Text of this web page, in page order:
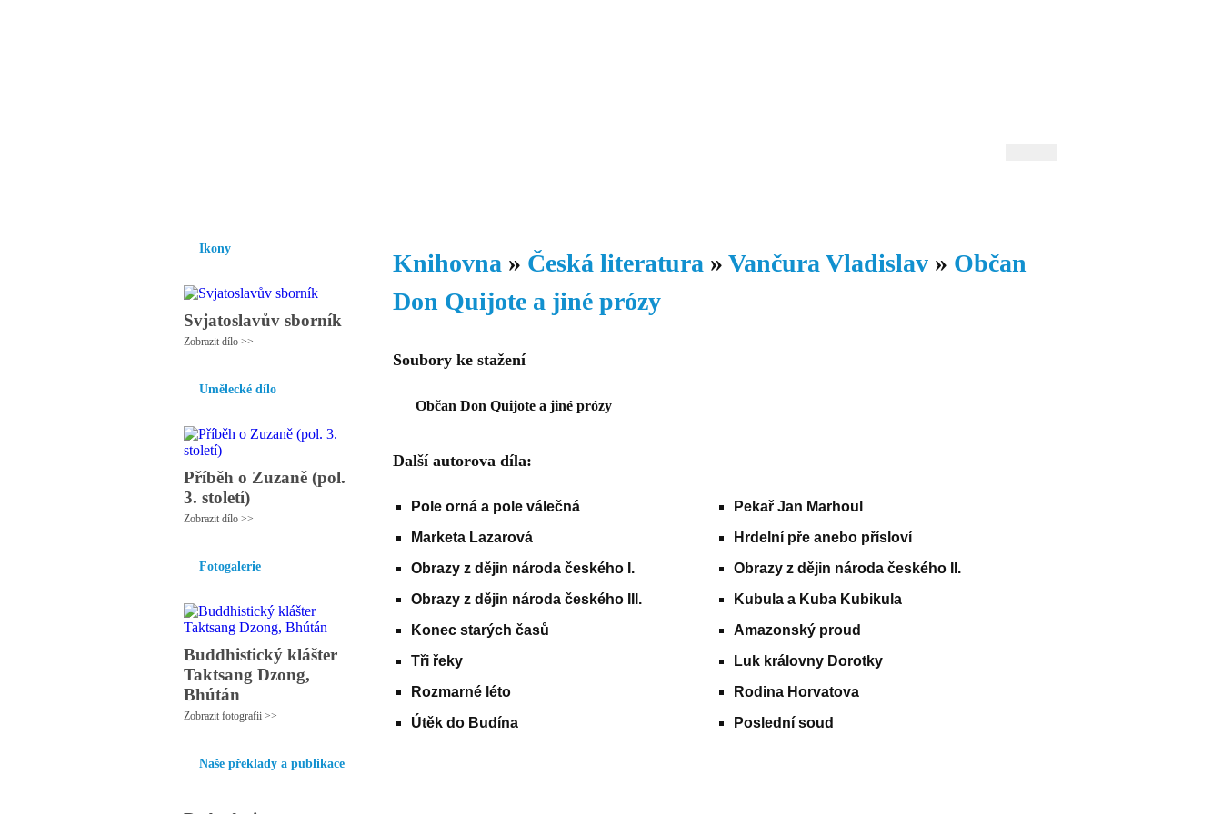
Ikony
Svjatoslavův sborník
Zobrazit dílo >>
Umělecké dílo
Příběh o Zuzaně (pol.
3. století)
Zobrazit dílo >>
Fotogalerie
Buddhistický klášter
Taktsang Dzong,
Bhútán
Zobrazit fotografii >>
Naše překlady a publikace
Knihovna » Česká literatura » Vančura Vladislav » Občan
Don Quijote a jiné prózy
Soubory ke stažení
Občan Don Quijote a jiné prózy
Další autorova díla:
Pole orná a pole válečná
Pekař Jan Marhoul
Marketa Lazarová
Hrdelní pře anebo přísloví
Obrazy z dějin národa českého I.
Obrazy z dějin národa českého II.
Obrazy z dějin národa českého III.
Kubula a Kuba Kubikula
Konec starých časů
Amazonský proud
Tři řeky
Luk královny Dorotky
Rozmarné léto
Rodina Horvatova
Útěk do Budína
Poslední soud